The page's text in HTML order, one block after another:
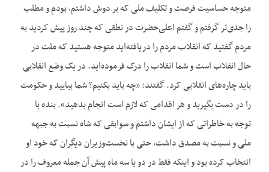
متوجه حساسیت فرصت و تکلیف ملی که بر دوش داشتم، بودم و مطلب
را جدی‌‌تر گرفتم و گفتم اعلی‌حضرت در نطقی که چند روز پیش کردید به
مردم گفتید که انقلاب مردم را دریافته‌‌اید متوجه هستید که ملت در
حال انقلاب است و شما انقلاب را درک فرموده‌‌اید. در یک وضع انقلابی
باید چاره‌‌های انقلابی کرد. گفتند: «چه باید بکنیم؟ شما بیایید و حکومت
را در دست بگیرید و هر اقدامی که لازم است انجام بدهید». بنده با
توجه به خاطراتی که از ایشان داشتم و سوابقی که شاه نسبت به جبهه
ملی و نسبت به مصدق داشت، حتی با نخست‌‌وزیران دیگران که خود او
انتخاب کرده بود و اینکه فقط در دو یا سه ماه پیش آن جمله معروف را در